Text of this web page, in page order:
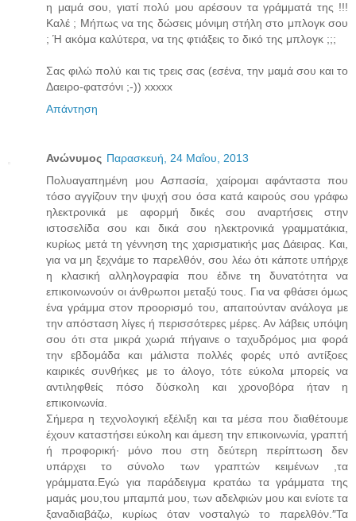
η μαμά σου, γιατί πολύ μου αρέσουν τα γράμματά της !!!
Καλέ ; Μήπως να της δώσεις μόνιμη στήλη στο μπλογκ σου
; Ή ακόμα καλύτερα, να της φτιάξεις το δικό της μπλογκ ;;;
Σας φιλώ πολύ και τις τρεις σας (εσένα, την μαμά σου και το
Δαειρο-φατσόνι ;-)) xxxxx
Απάντηση
Ανώνυμος Παρασκευή, 24 Μαΐου, 2013
Πολυαγαπημένη μου Ασπασία, χαίρομαι αφάνταστα που
τόσο αγγίζουν την ψυχή σου όσα κατά καιρούς σου γράφω
ηλεκτρονικά με αφορμή δικές σου αναρτήσεις στην
ιστοσελίδα σου και δικά σου ηλεκτρονικά γραμματάκια,
κυρίως μετά τη γέννηση της χαρισματικής μας Δάειρας. Και,
για να μη ξεχνάμε το παρελθόν, σου λέω ότι κάποτε υπήρχε
η κλασική αλληλογραφία που έδινε τη δυνατότητα να
επικοινωνούν οι άνθρωποι μεταξύ τους. Για να φθάσει όμως
ένα γράμμα στον προορισμό του, απαιτούνταν ανάλογα με
την απόσταση λίγες ή περισσότερες μέρες. Αν λάβεις υπόψη
σου ότι στα μικρά χωριά πήγαινε ο ταχυδρόμος μια φορά
την εβδομάδα και μάλιστα πολλές φορές υπό αντίξοες
καιρικές συνθήκες με το άλογο, τότε εύκολα μπορείς να
αντιληφθείς πόσο δύσκολη και χρονοβόρα ήταν η
επικοινωνία.
Σήμερα η τεχνολογική εξέλιξη και τα μέσα που διαθέτουμε
έχουν καταστήσει εύκολη και άμεση την επικοινωνία, γραπτή
ή προφορική∙ μόνο που στη δεύτερη περίπτωση δεν
υπάρχει το σύνολο των γραπτών κειμένων ,τα
γράμματα.Εγώ για παράδειγμα κρατάω τα γράμματα της
μαμάς μου,του μπαμπά μου, των αδελφιών μου και ενίοτε τα
ξαναδιαβάζω, κυρίως όταν νοσταλγώ το παρελθόν.″Τα